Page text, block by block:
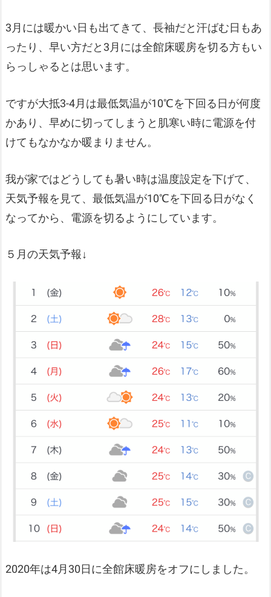
3月には暖かい日も出てきて、長袖だと汗ばむ日もあ
ったり、早い方だと3月には全館床暖房を切る方もい
らっしゃるとは思います。
ですが大抵3-4月は最低気温が10℃を下回る日が何度
かあり、早めに切ってしまうと肌寒い時に電源を付
けてもなかなか暖まりません。
我が家ではどうしても暑い時は温度設定を下げて、
天気予報を見て、最低気温が10℃を下回る日がなく
なってから、電源を切るようにしています。
５月の天気予報↓
2020年は4月30日に全館床暖房をオフにしました。